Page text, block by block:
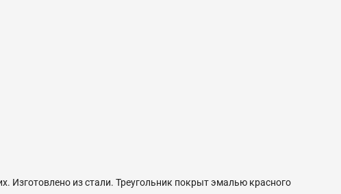
Изготовлено из стали. Треугольник покрыт эмалью красного